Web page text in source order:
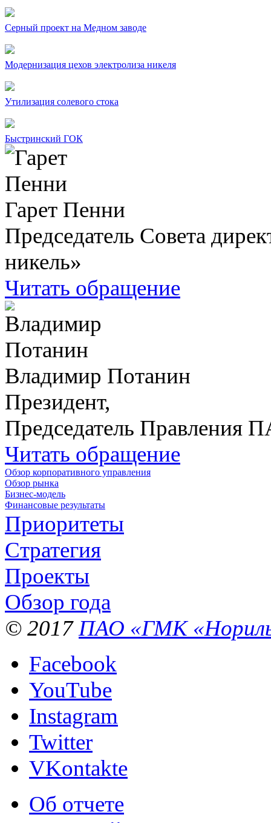
Серный проект на Медном заводе
Модернизация цехов электролиза никеля
Утилизация солевого стока
Быстринский ГОК
Гарет Пенни
Председатель Совета
никель»
Читать обращение
Владимир Потанин
Президент,
Председатель Правления
Читать обращение
Обзор корпоративного управления
Обзор рынка
Бизнес-модель
Финансовые результаты
Приоритеты
Стратегия
Проекты
Обзор года
© 2017 ПАО «ГМК
Facebook
YouTube
Instagram
Twitter
VKontakte
Об отчете